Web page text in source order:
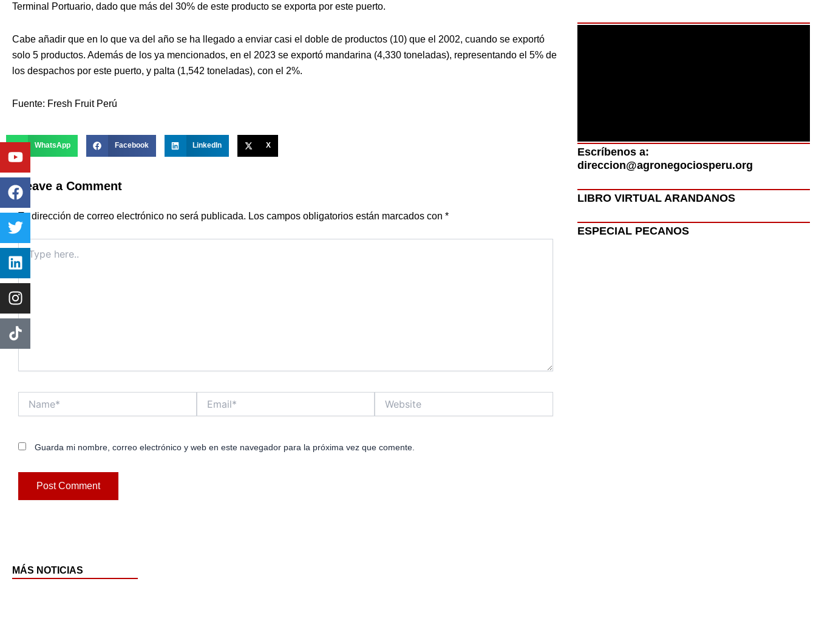
Terminal Portuario, dado que más del 30% de este producto se exporta por este puerto.
Cabe añadir que en lo que va del año se ha llegado a enviar casi el doble de productos (10) que el 2002, cuando se exportó
solo 5 productos. Además de los ya mencionados, en el 2023 se exportó mandarina (4,330 toneladas), representando el 5% de
los despachos por este puerto, y palta (1,542 toneladas), con el 2%.
Fuente: Fresh Fruit Perú
WhatsApp Facebook LinkedIn X
Leave a Comment
Tu dirección de correo electrónico no será publicada. Los campos obligatorios están marcados con *
Type
here..
Guarda mi nombre, correo electrónico y web en este navegador para la próxima vez que comente.
MÁS NOTICIAS
Escríbenos a:
direccion@agronegociosperu.org
LIBRO VIRTUAL ARANDANOS
ESPECIAL PECANOS
Youtube
Facebook
Twitter
Linkedin
Instagram